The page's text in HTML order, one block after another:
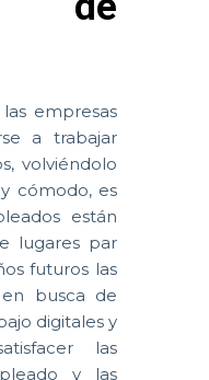
empresas
a trabajar
volviéndolo
cómodo, es
están
lugares par
futuros las
en busca de
digitales y
las
y las